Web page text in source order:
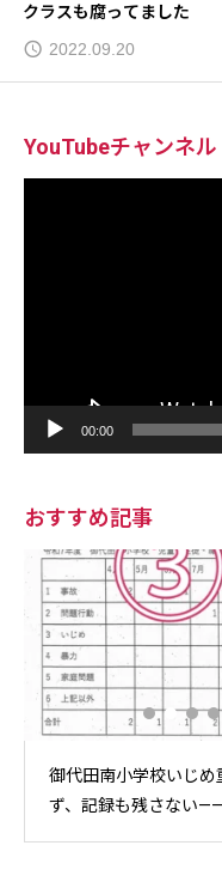
クラスも腐ってました
2022.09.20
YouTubeチャンネル
00:00
おすすめ記事
御代田南小学校いじ
ず、記録も残さない